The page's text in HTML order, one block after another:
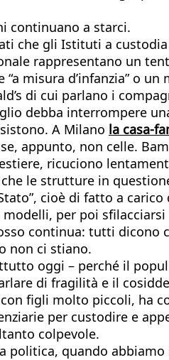
continuano a starci.
che gli Istituti a
rappresentano un
“a misura d’infanzia” o
di cui parlano i
debba interrompere
A Milano la casa-
appunto, non celle.
ricuciono
le strutture in
cioè di fatto a
per poi
continua: tutti
non ci stiano.
oggi – perché il
di fragilità e il
figli molto piccoli, ha
per custodire e
colpevole.
politica, quando